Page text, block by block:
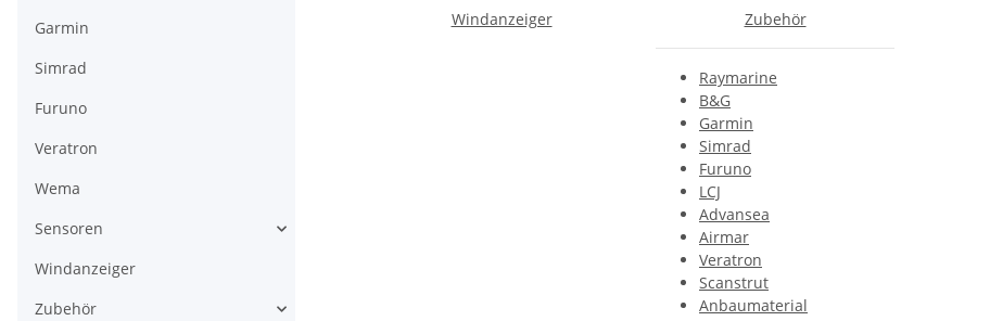
Windanzeiger Zubehör
Raymarine
B&G
Garmin
Simrad
Furuno
LCJ
Advansea
Airmar
Veratron
Scanstrut
Anbaumaterial
Garmin
Simrad
Furuno
Veratron
Wema
Sensoren
Windanzeiger
Zubehör